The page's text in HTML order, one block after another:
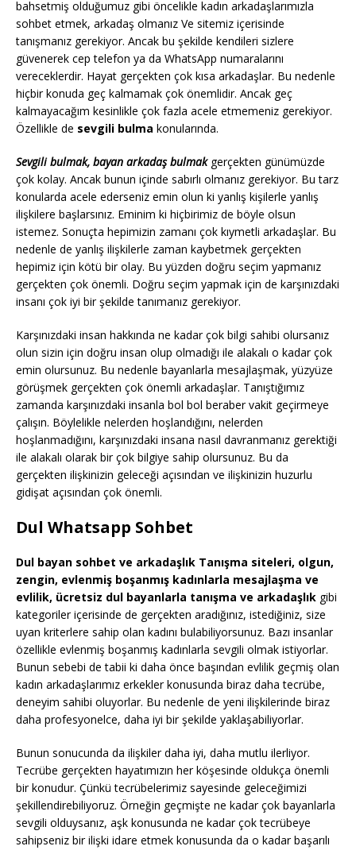
bahsetmiş olduğumuz gibi öncelikle kadın arkadaşlarımızla
sohbet etmek, arkadaş olmanız Ve sitemiz içerisinde
tanışmanız gerekiyor. Ancak bu şekilde kendileri sizlere
güvenerek cep telefon ya da WhatsApp numaralarını
vereceklerdir. Hayat gerçekten çok kısa arkadaşlar. Bu nedenle
hiçbir konuda geç kalmamak çok önemlidir. Ancak geç
kalmayacağım kesinlikle çok fazla acele etmemeniz gerekiyor.
Özellikle de sevgili bulma konularında.
Sevgili bulmak, bayan arkadaş bulmakgerçekten günümüzde
çok kolay. Ancak bunun içinde sabırlı olmanız gerekiyor. Bu tarz
konularda acele ederseniz emin olun ki yanlış kişilerle yanlış
ilişkilere başlarsınız. Eminim ki hiçbirimiz de böyle olsun
istemez. Sonuçta hepimizin zamanı çok kıymetli arkadaşlar. Bu
nedenle de yanlış ilişkilerle zaman kaybetmek gerçekten
hepimiz için kötü bir olay. Bu yüzden doğru seçim yapmanız
gerçekten çok önemli. Doğru seçim yapmak için de karşınızdaki
insanı çok iyi bir şekilde tanımanız gerekiyor.
Karşınızdaki insan hakkında ne kadar çok bilgi sahibi olursanız
olun sizin için doğru insan olup olmadığı ile alakalı o kadar çok
emin olursunuz. Bu nedenle bayanlarla mesajlaşmak, yüzyüze
görüşmek gerçekten çok önemli arkadaşlar. Tanıştığımız
zamanda karşınızdaki insanla bol bol beraber vakit geçirmeye
çalışın. Böylelikle nelerden hoşlandığını, nelerden
hoşlanmadığını, karşınızdaki insana nasıl davranmanız gerektiği
ile alakalı olarak bir çok bilgiye sahip olursunuz. Bu da
gerçekten ilişkinizin geleceği açısından ve ilişkinizin huzurlu
gidişat açısından çok önemli.
Dul Whatsapp Sohbet
Dul bayan sohbet ve arkadaşlık Tanışma siteleri, olgun,
zengin, evlenmiş boşanmış kadınlarla mesajlaşma ve
evlilik, ücretsiz dul bayanlarla tanışma ve arkadaşlık gibi
kategoriler içerisinde de gerçekten aradığınız, istediğiniz, size
uyan kriterlere sahip olan kadını bulabiliyorsunuz. Bazı insanlar
özellikle evlenmiş boşanmış kadınlarla sevgili olmak istiyorlar.
Bunun sebebi de tabii ki daha önce başından evlilik geçmiş olan
kadın arkadaşlarımız erkekler konusunda biraz daha tecrübe,
deneyim sahibi oluyorlar. Bu nedenle de yeni ilişkilerinde biraz
daha profesyonelce, daha iyi bir şekilde yaklaşabiliyorlar.
Bunun sonucunda da ilişkiler daha iyi, daha mutlu ilerliyor.
Tecrübe gerçekten hayatımızın her köşesinde oldukça önemli
bir konudur. Çünkü tecrübelerimiz sayesinde geleceğimizi
şekillendirebiliyoruz. Örneğin geçmişte ne kadar çok bayanlarla
sevgili olduysanız, aşk konusunda ne kadar çok tecrübeye
sahipseniz bir ilişki idare etmek konusunda da o kadar başarılı